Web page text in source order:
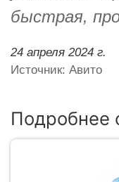
быстрая,
24 апреля 2024 г.
Источник: Авито
Подробнее